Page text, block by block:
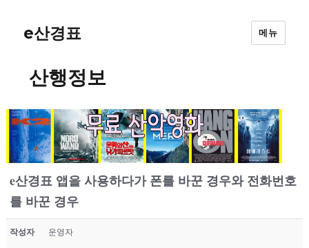
e산경표 메뉴
산행정보
e산경표 앱을 사용하다가 폰를 바꾼 경우와 전화번호
를 바꾼 경우
작성자 운영자